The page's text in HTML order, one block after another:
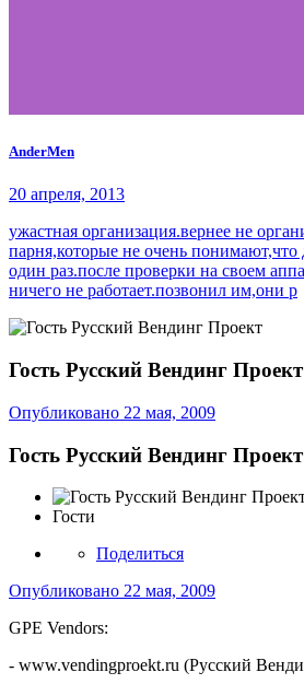
AnderMen
20 апреля, 2013
ужастная организация.вернее не
парня,которые не очень понимают,что
один раз.после проверки на своем
ничего не работает.позвонил им,они р
Гость Русский Вендинг Проект
Опубликовано 22 мая, 2009
Гость Русский Вендинг Проект
Гости
Поделиться
Опубликовано 22 мая, 2009
GPE Vendors:
- www.vendingproekt.ru (Русский